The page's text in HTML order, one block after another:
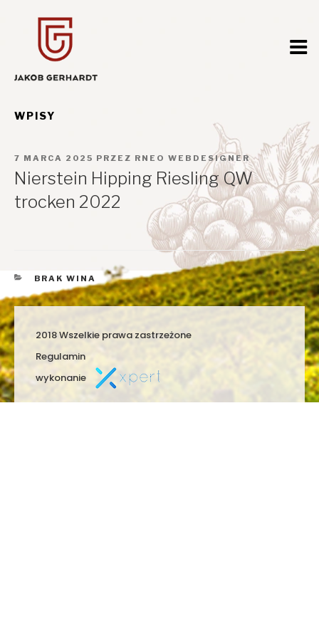
WPISY
OPUBLIKOWANE
W
7 MARCA 2025 PRZEZ RNEO WEBDESIGNER
Nierstein Hipping Riesling QW
trocken 2022
KATEGORIE
BRAK WINA
2018 Wszelkie prawa zastrzeżone
Regulamin
wykonanie